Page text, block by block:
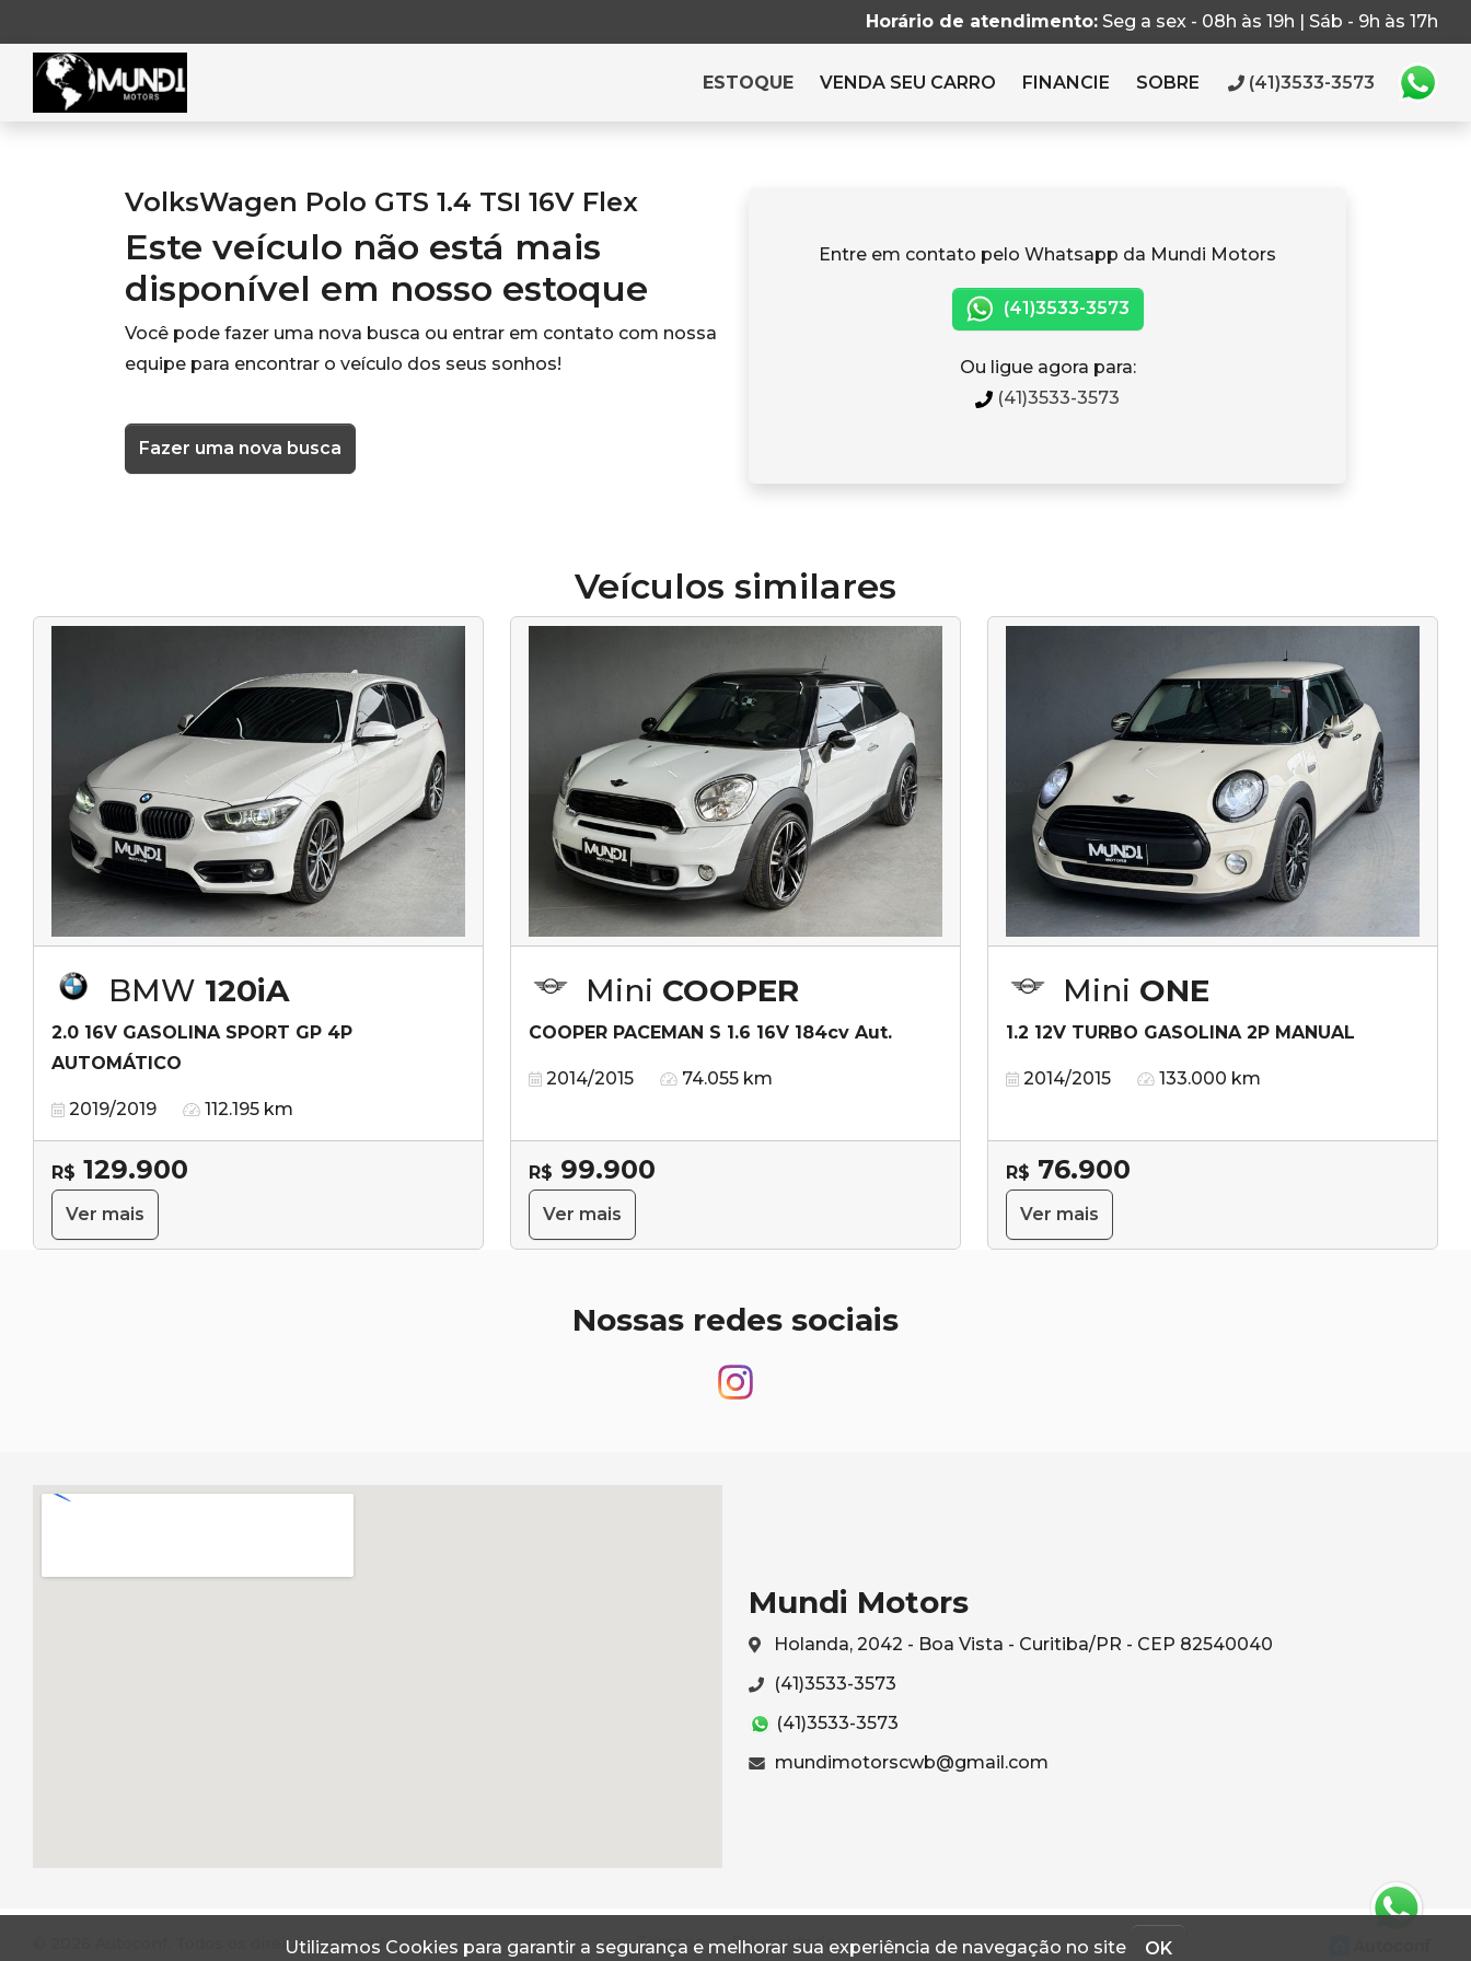
Utilizamos Cookies para garantir a segurança e melhorar sua experiência de navegação no site OK
Horário de atendimento: Seg a sex - 08h às 19h | Sáb - 9h às 17h
ESTOQUE VENDA SEU CARRO FINANCIE SOBRE (41)3533-3573
VolksWagen Polo GTS 1.4 TSI 16V Flex
Este veículo não está mais
disponível em nosso estoque
Você pode fazer uma nova busca ou entrar em contato com nossa
equipe para encontrar o veículo dos seus sonhos!
Fazer uma nova busca
Entre em contato pelo Whatsapp da Mundi Motors
(41)3533-3573
Ou ligue agora para:
(41)3533-3573
Veículos similares
BMW 120iA
2.0 16V GASOLINA SPORT GP 4P
AUTOMÁTICO
2019/2019 112.195 km
R$ 129.900
Ver mais
Mini COOPER
COOPER PACEMAN S 1.6 16V 184cv Aut.
2014/2015 74.055 km
R$ 99.900
Ver mais
Mini ONE
1.2 12V TURBO GASOLINA 2P MANUAL
2014/2015 133.000 km
R$ 76.900
Ver mais
Nossas redes sociais
Mundi Motors
Holanda, 2042 - Boa Vista - Curitiba/PR - CEP 82540040
(41)3533-3573
(41)3533-3573
mundimotorscwb@gmail.com
© 2026 Autoconf. Todos os direitos reservados. Termos Privacidade